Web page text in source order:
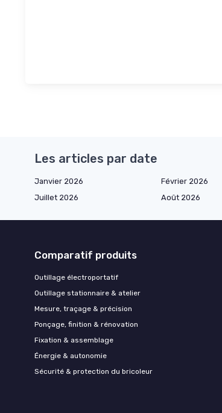
Les articles par date
Janvier 2026 Février 2026
Juillet 2026
Août 2026
Comparatif produits
Outillage électroportatif
Outillage stationnaire & atelier
Mesure, traçage & précision
Ponçage, finition & rénovation
Fixation & assemblage
Énergie & autonomie
Sécurité & protection du bricoleur